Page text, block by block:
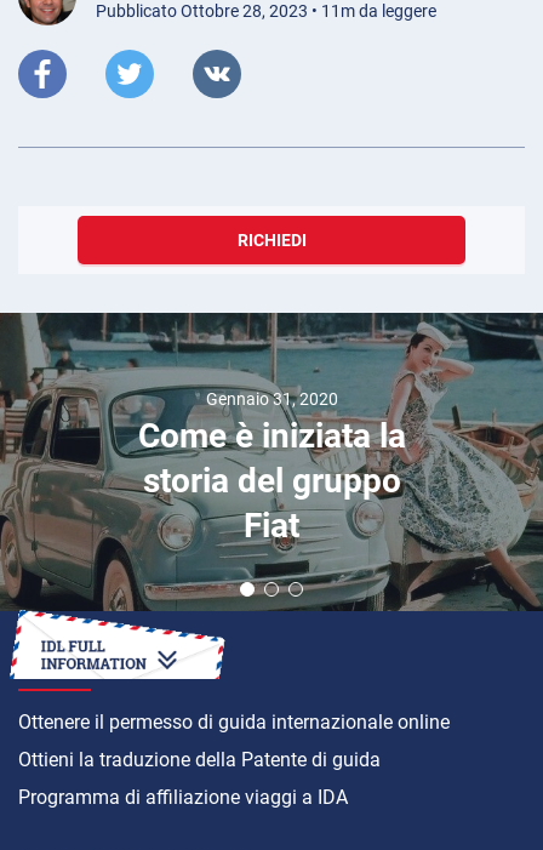
Pubblicato Ottobre 28, 2023 • 11m da leggere
RICHIEDI
Gennaio 31, 2020
Come è iniziata la
storia del gruppo
Fiat
COME
Ottenere il permesso di guida internazionale online
Ottieni la traduzione della Patente di guida
Programma di affiliazione viaggi a IDA